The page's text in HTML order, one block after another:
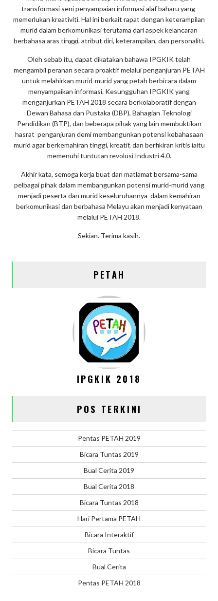
transformasi seni penyampaian informasi alaf baharu yang
memerlukan kreativiti. Hal ini berkait rapat dengan keterampilan
murid dalam berkomunikasi terutama dari aspek kelancaran
berbahasa aras tinggi, atribut diri, keterampilan, dan personaliti.
Oleh sebab itu, dapat dikatakan bahawa IPGKIK telah
mengambil peranan secara proaktif melalui penganjuran PETAH
untuk melahirkan murid-murid yang petah berbicara dalam
menyampaikan informasi. Kesungguhan IPGKIK yang
menganjurkan PETAH 2018 secara berkolaboratif dengan
Dewan Bahasa dan Pustaka (DBP), Bahagian Teknologi
Pendidikan (BTP), dan beberapa pihak yang lain membuktikan
hasrat penganjuran demi membangunkan potensi kebahasaan
murid agar berkemahiran tinggi, kreatif, dan berfikiran kritis iaitu
memenuhi tuntutan revolusi Industri 4.0.
Akhir kata, semoga kerja buat dan matlamat bersama-sama
pelbagai pihak dalam membangunkan potensi murid-murid yang
menjadi peserta dan murid keseluruhannya dalam kemahiran
berkomunikasi dan berbahasa Melayu akan menjadi kenyataan
melalui PETAH 2018.
Sekian. Terima kasih.
PETAH
IPGKIK 2018
POS TERKINI
Pentas PETAH 2019
Bicara Tuntas 2019
Bual Cerita 2019
Bual Cerita 2018
Bicara Tuntas 2018
Hari Pertama PETAH
Bicara Interaktif
Bicara Tuntas
Bual Cerita
Pentas PETAH 2018